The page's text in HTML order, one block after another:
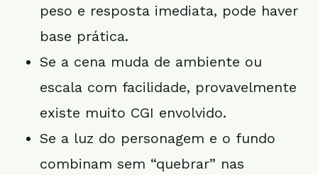
peso e resposta imediata, pode haver
base prática.
Se a cena muda de ambiente ou
escala com facilidade, provavelmente
existe muito CGI envolvido.
Se a luz do personagem e o fundo
combinam sem “quebrar” nas